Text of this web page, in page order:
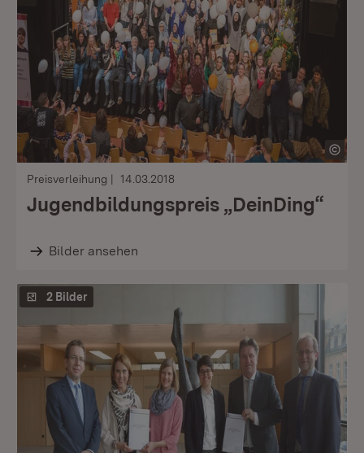
Preisverleihung 14.03.2018
Jugendbildungspreis „DeinDing“
Bilder ansehen
2 Bilder